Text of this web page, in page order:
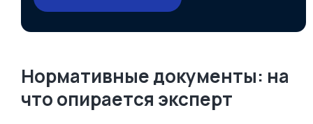
Нормативные документы: на
что опирается эксперт